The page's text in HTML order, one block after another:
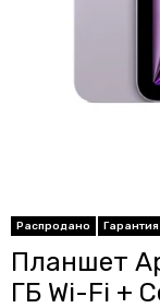
Распродано
Планшет
ГБ Wi-Fi +